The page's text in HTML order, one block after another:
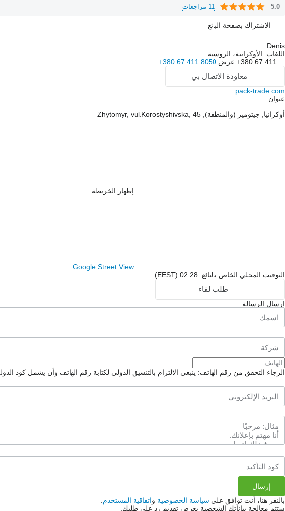
5.0 11 مراجعات
الاشتراك بصفحة البائع
Denis
اللغات: الأوكرانية، الروسية
+380 67 411... عرض +380 67 411 8050
معاودة الاتصال بي
pack-trade.com
عنوان
أوكرانيا, جيتومير (والمنطقة), Zhytomyr, vul.Korostyshivska, 45
إظهار الخريطة
Google Street View
التوقيت المحلي الخاص بالبائع: 02:28 (EEST)
طلب لقاء
إرسال الرسالة
الرجاء التحقق من رقم الهاتف: ينبغي الالتزام بالتنسيق الدولي لكتابة رقم الهاتف وأن يشمل كود
بالنقر هنا، أنت توافق على سياسة الخصوصية واتفاقية المستخدم
ستتم معالجة بياناتك الشخصية بغرض تقديم رد على طلبك.